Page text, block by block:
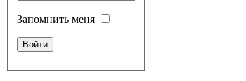
Запомнить меня